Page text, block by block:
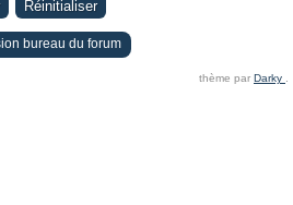
bureau du forum
thème par Darky